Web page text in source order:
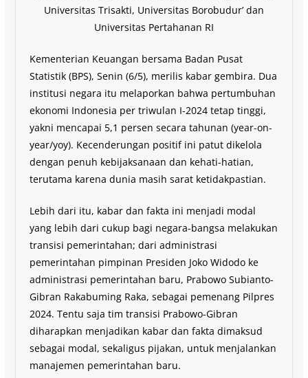
Universitas Trisakti, Universitas Borobudur’ dan
Universitas Pertahanan RI
Kementerian Keuangan bersama Badan Pusat
Statistik (BPS), Senin (6/5), merilis kabar gembira. Dua
institusi negara itu melaporkan bahwa pertumbuhan
ekonomi Indonesia per triwulan I-2024 tetap tinggi,
yakni mencapai 5,1 persen secara tahunan (year-on-
year/yoy). Kecenderungan positif ini patut dikelola
dengan penuh kebijaksanaan dan kehati-hatian,
terutama karena dunia masih sarat ketidakpastian.
Lebih dari itu, kabar dan fakta ini menjadi modal
yang lebih dari cukup bagi negara-bangsa melakukan
transisi pemerintahan; dari administrasi
pemerintahan pimpinan Presiden Joko Widodo ke
administrasi pemerintahan baru, Prabowo Subianto-
Gibran Rakabuming Raka, sebagai pemenang Pilpres
2024. Tentu saja tim transisi Prabowo-Gibran
diharapkan menjadikan kabar dan fakta dimaksud
sebagai modal, sekaligus pijakan, untuk menjalankan
manajemen pemerintahan baru.